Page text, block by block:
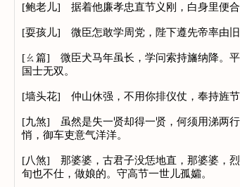
[鲍老儿] 据着他廉孝忠直节义刚，白身里便合
[耍孩儿] 微臣怎敢学周党，陛下遵先帝率由旧
[ㄠ篇] 微臣犬马年虽长，学问索持旛纳降。
国士无双。
[墙头花] 仲山休强，不用你排仪仗，奉持旌节
[九煞] 虽然是失一贤却得一贤，何须用涕两
悄，御车吏意气洋洋。
[八煞] 那婆婆，古君子没恁地直，那婆婆，
旬也不仕，做娘的。守高节一世儿孤孀。